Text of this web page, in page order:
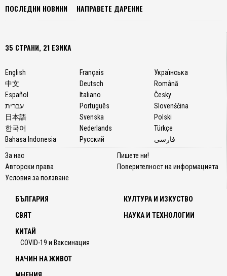
ПОСЛЕДНИ НОВИНИ НАПРАВЕТЕ ДАРЕНИЕ
35 СТРАНИ, 21 ЕЗИКА
English
中文
Español
עברית
日本語
한국어
Bahasa Indonesia
Français
Deutsch
Italiano
Português
Svenska
Nederlands
Русский
Українська
Română
Česky
Slovenščina
Polski
Türkçe
فارسی
За нас
Авторски права
Условия за ползване
Пишете ни!
Поверителност на информацията
БЪЛГАРИЯ
СВЯТ
КИТАЙ
COVID-19 и Ваксинация
КУЛТУРА И ИЗКУСТВО
НАУКА И ТЕХНОЛОГИИ
НАЧИН НА ЖИВОТ